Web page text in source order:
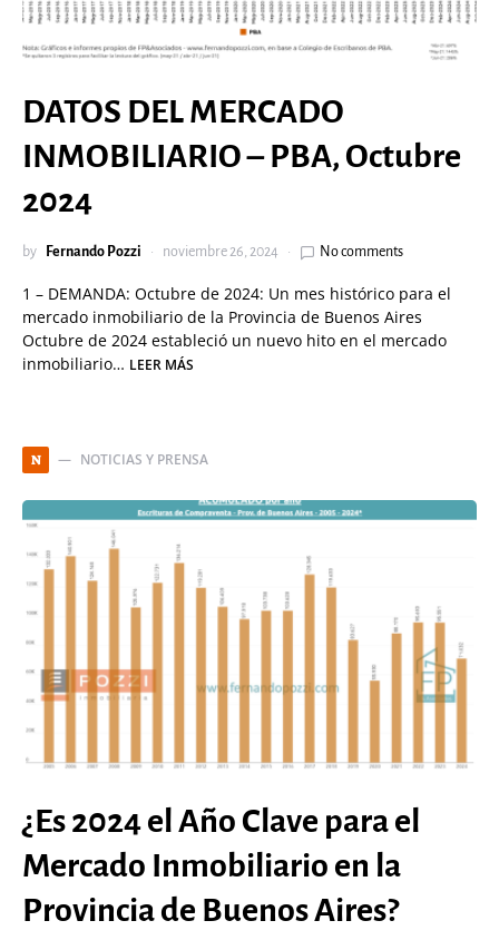
DATOS DEL MERCADO
INMOBILIARIO – PBA, Octubre
2024
by Fernando Pozzi noviembre 26, 2024 No comments
1 – DEMANDA: Octubre de 2024: Un mes histórico para el
mercado inmobiliario de la Provincia de Buenos Aires
Octubre de 2024 estableció un nuevo hito en el mercado
inmobiliario… LEER MÁS
N NOTICIAS Y PRENSA
¿Es 2024 el Año Clave para el
Mercado Inmobiliario en la
Provincia de Buenos Aires?